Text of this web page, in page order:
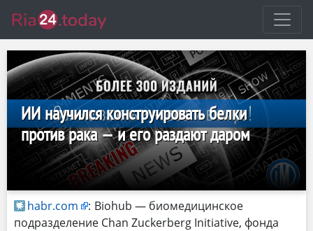
ИИ научился конструировать белки
против рака — и его раздают даром
habr.com : Biohub — биомедицинское
подразделение Chan Zuckerberg Initiative, фонда